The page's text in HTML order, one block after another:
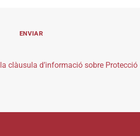
la clàusula d’informació sobre Protecció